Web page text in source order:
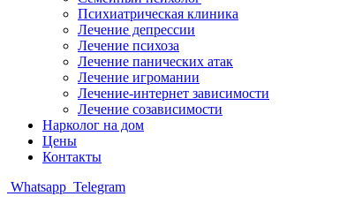
Психиатрическая клиника
Лечение депрессии
Лечение психоза
Лечение панических атак
Лечение игромании
Лечение-интернет зависимости
Лечение созависимости
Нарколог на дом
Цены
Контакты
Whatsapp Telegram